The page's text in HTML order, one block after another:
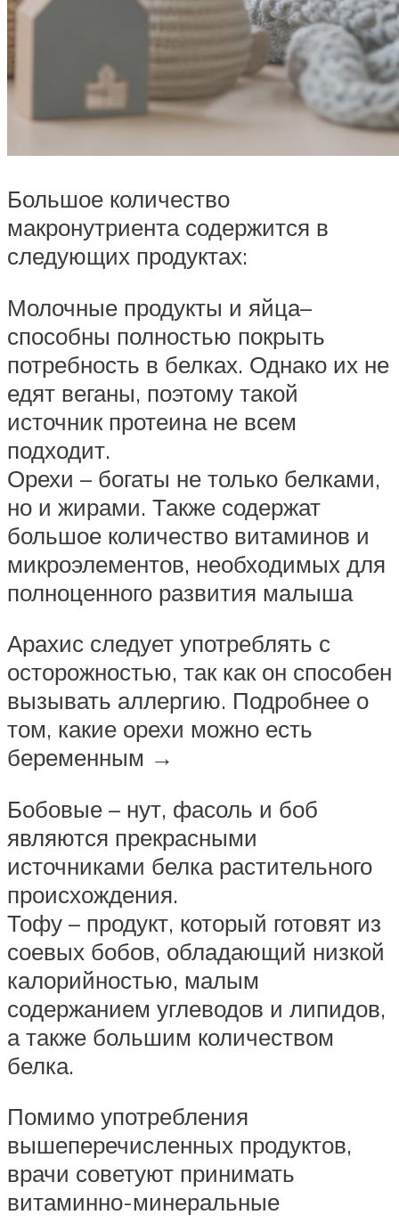
Большое количество
макронутриента содержится в
следующих продуктах:
Молочные продукты и яйца–
способны полностью покрыть
потребность в белках. Однако их не
едят веганы, поэтому такой
источник протеина не всем
подходит.
Орехи – богаты не только белками,
но и жирами. Также содержат
большое количество витаминов и
микроэлементов, необходимых для
полноценного развития малыша
Арахис следует употреблять с
осторожностью, так как он способен
вызывать аллергию. Подробнее о
том, какие орехи можно есть
беременным →
Бобовые – нут, фасоль и боб
являются прекрасными
источниками белка растительного
происхождения.
Тофу – продукт, который готовят из
соевых бобов, обладающий низкой
калорийностью, малым
содержанием углеводов и липидов,
а также большим количеством
белка.
Помимо употребления
вышеперечисленных продуктов,
врачи советуют принимать
витаминно-минеральные